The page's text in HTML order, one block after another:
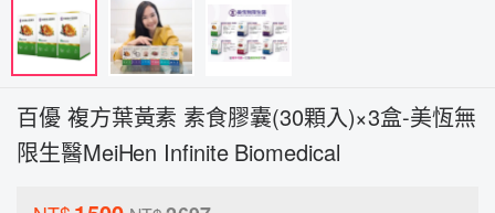
百優 複方葉黃素 素食膠囊(30顆入)×3盒-美恆無
限生醫MeiHen Infinite Biomedical